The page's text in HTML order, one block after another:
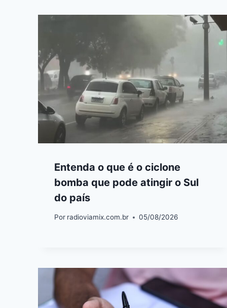
Entenda o que é o ciclone
bomba que pode atingir o Sul
do país
Por radioviamix.com.br 05/08/2026